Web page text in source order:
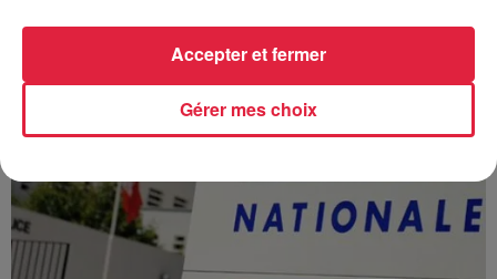
Gérer mes choix
Accepter et fermer